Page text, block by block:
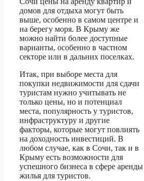
домов для отдыха могут быть
выше, особенно в самом центре и
на берегу моря. В Крыму же
можно найти более доступные
варианты, особенно в частном
секторе или в дальних поселках.
Итак, при выборе места для
покупки недвижимости для сдачи
туристам нужно учитывать не
только цены, но и потенциал
места, популярность у туристов,
инфраструктуру и другие
факторы, которые могут повлиять
на доходность инвестиций. В
любом случае, как в Сочи, так и в
Крыму есть возможности для
успешного бизнеса в сфере аренды
жилья для туристов.